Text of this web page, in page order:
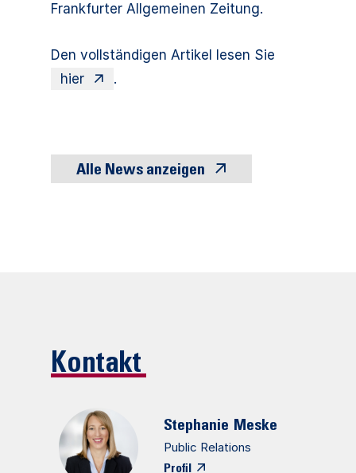
Frankfurter Allgemeinen Zeitung.
Den vollständigen Artikel lesen Sie
hier
.
Alle News anzeigen
Kontakt
Stephanie Meske
Public Relations
Profil